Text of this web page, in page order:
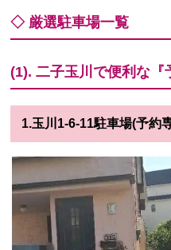
◇ 厳選駐車場一覧
(1). 二子玉川で便利な『
1.玉川1-6-11駐車場(予約